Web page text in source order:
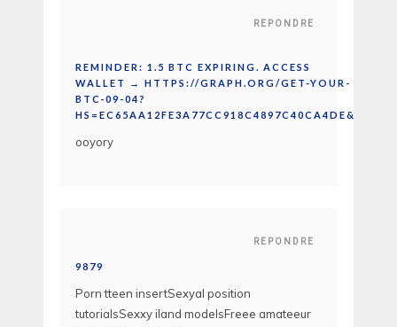
REPONDRE
REMINDER: 1.5 BTC EXPIRING. ACCESS
WALLET → HTTPS://GRAPH.ORG/GET-YOUR-
BTC-09-04?
HS=EC65AA12FE3A77CC918C4897C40CA4DE&
ooyory
REPONDRE
9879
Porn tteen insertSexyal position
tutorialsSexxy iland modelsFreee amateeur